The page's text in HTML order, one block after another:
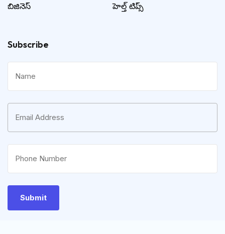
బిజినెస్ హెల్త్ టిప్స్
Subscribe